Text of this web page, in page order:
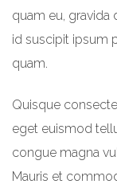
quam eu, gravida
id suscipit ipsum
quam.
Quisque
eget euismod
congue magna
Mauris et